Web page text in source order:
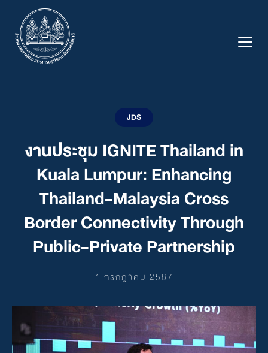
content
JDS
งานประชุม IGNITE Thailand in
Kuala Lumpur: Enhancing
Thailand-Malaysia Cross
Border Connectivity Through
Public-Private Partnership
1 กรกฎาคม 2567